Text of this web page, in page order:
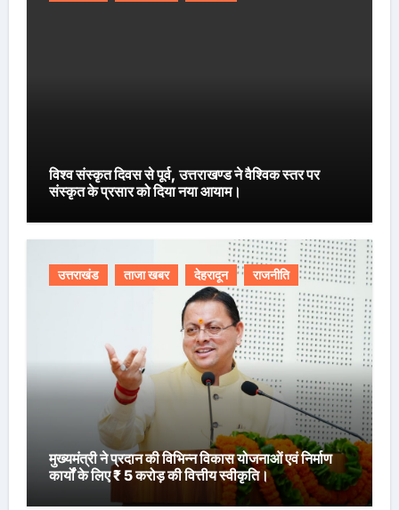
विश्व संस्कृत दिवस से पूर्व, उत्तराखण्ड ने वैश्विक स्तर पर
संस्कृत के प्रसार को दिया नया आयाम।
उत्तराखंड ताजा खबर देहरादून राजनीति
मुख्यमंत्री ने प्रदान की विभिन्न विकास योजनाओं एवं निर्माण
कार्यों के लिए ₹ 5 करोड़ की वित्तीय स्वीकृति।